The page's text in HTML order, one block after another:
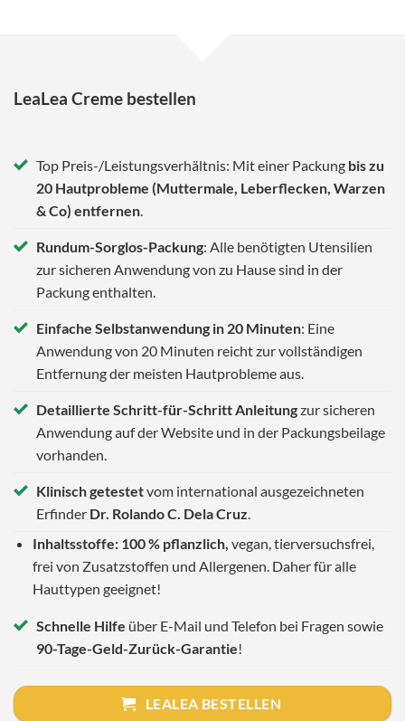
LeaLea Creme bestellen
Top Preis-/Leistungsverhältnis: Mit einer Packung bis zu
20 Hautprobleme (Muttermale, Leberflecken, Warzen
& Co) entfernen
Rundum-Sorglos-Packung: Alle benötigten Utensilien
zur sicheren Anwendung von zu Hause sind in der
Packung enthalten.
Einfache Selbstanwendung in 20 Minuten: Eine
Anwendung von 20 Minuten reicht zur vollständigen
Entfernung der meisten Hautprobleme aus.
Detaillierte Schritt-für-Schritt Anleitungzur sicheren
Anwendung auf der Website und in der Packungsbeilage
vorhanden.
Klinisch getestetvom international ausgezeichneten
Erfinder Dr. Rolando C. Dela Cruz
Inhaltsstoffe: 100 % pflanzlich, vegan, tierversuchsfrei,
frei von Zusatzstoffen und Allergenen. Daher für alle
Hauttypen geeignet!
Schnelle Hilfe über E-Mail und Telefon bei Fragen sowie
90-Tage-Geld-Zurück-Garantie!
LEALEA BESTELLEN